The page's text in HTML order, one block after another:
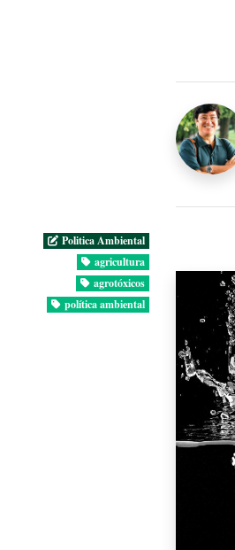
Politica Ambiental
agricultura
agrotóxicos
política ambiental